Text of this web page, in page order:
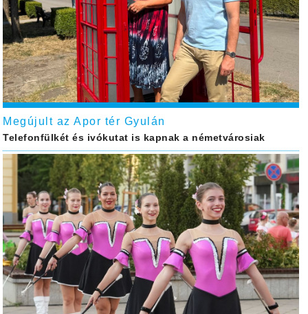
Megújult az Apor tér Gyulán
Telefonfülkét és ivókutat is kapnak a németvárosiak